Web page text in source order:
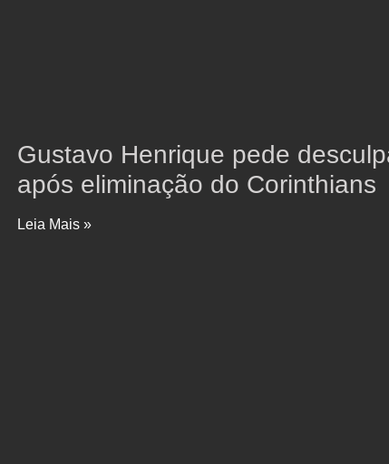
Gustavo Henrique pede
após eliminação do Corinthians
Leia Mais »